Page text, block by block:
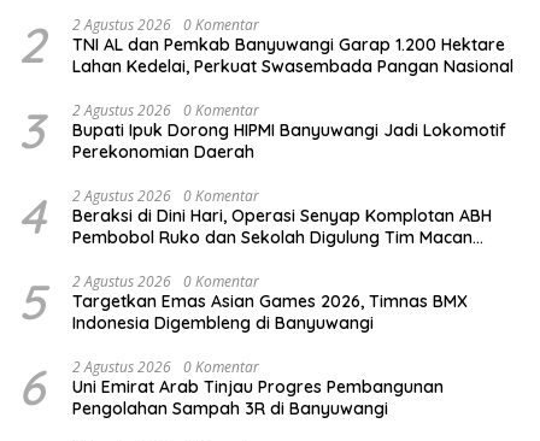
2 2 Agustus 2026 0 Komentar
TNI AL dan Pemkab Banyuwangi Garap 1.200 Hektare
Lahan Kedelai, Perkuat Swasembada Pangan Nasional
3 2 Agustus 2026 0 Komentar
Bupati Ipuk Dorong HIPMI Banyuwangi Jadi Lokomotif
Perekonomian Daerah
4 2 Agustus 2026 0 Komentar
Beraksi di Dini Hari, Operasi Senyap Komplotan ABH
Pembobol Ruko dan Sekolah Digulung Tim Macan
5 2 Agustus 2026 0 Komentar
Targetkan Emas Asian Games 2026, Timnas BMX
Indonesia Digembleng di Banyuwangi
6 2 Agustus 2026 0 Komentar
Uni Emirat Arab Tinjau Progres Pembangunan
Pengolahan Sampah 3R di Banyuwangi